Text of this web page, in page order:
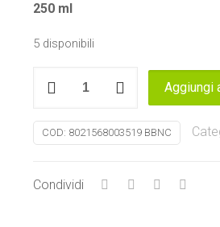
250 ml
5 disponibili
Crema
corpo
quantità
Aggiungi
COD: 8021568003519 BBNC
Condividi